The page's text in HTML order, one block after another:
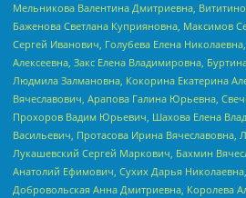
Мельникова Валентина Дмитриевна,
Баженова Светлана Куприяновна, Максимов
Сергей Иванович, Голубева Елена
Алексеевна, Закс Елена Владимировна,
Людмила Залмановна, Кокорина Екатерина
Вячеславович, Арапова Галина Юрьевна,
Прохоров Вадим Юрьевич, Шахова Елена
Васильевич, Протасова Ирина Вячеславовна,
Лукашевский Сергей Маркович, Бахмин
Анатолий Ефимович, Сухих Дарья
Добровольская Анна Дмитриевна, Королева